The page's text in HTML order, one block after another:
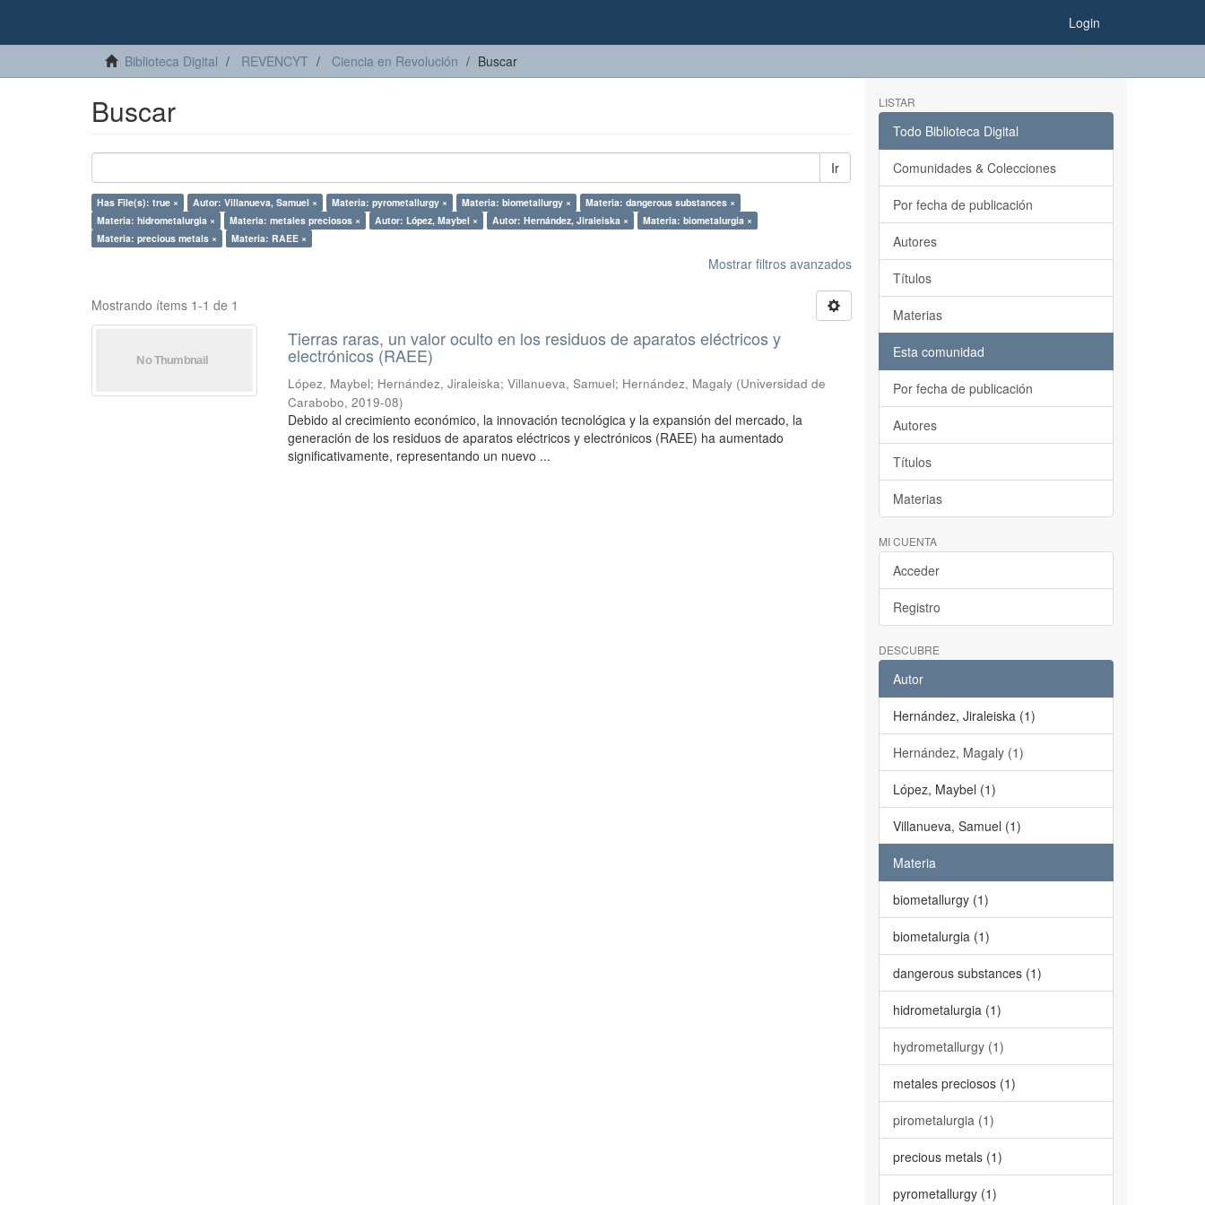
Login
Biblioteca Digital REVENCYT Ciencia en Revolución Buscar
Buscar
Ir
Has File(s): true × Autor: Villanueva, Samuel × Materia: pyrometallurgy × Materia: biometallurgy ×
Materia: dangerous substances ×
Materia: hidrometalurgia ×
Materia: metales preciosos × Autor: López, Maybel × Autor: Hernández, Jiraleiska ×
Materia: biometalurgia ×
Materia: precious metals ×
Materia: RAEE ×
Mostrar filtros avanzados
Mostrando ítems 1-1 de 1
Tierras raras, un valor oculto en los residuos de aparatos eléctricos y
electrónicos (RAEE)
López, Maybel; Hernández, Jiraleiska;Villanueva, Samuel; Hernández, Magaly (Universidad de
Carabobo,2019-08)
Debido al crecimiento económico, la innovación tecnológica y la expansión del mercado, la
generación de los residuos de aparatos eléctricos y electrónicos (RAEE) ha aumentado
significativamente, representando un nuevo ...
LISTAR
Todo Biblioteca Digital
Comunidades & Colecciones
Por fecha de publicación
Autores
Títulos
Materias
Esta comunidad
Por fecha de publicación
Autores
Títulos
Materias
MI CUENTA
Acceder
Registro
DESCUBRE
Autor
Hernández, Jiraleiska (1)
Hernández, Magaly (1)
López, Maybel (1)
Villanueva, Samuel (1)
Materia
biometallurgy (1)
biometalurgia (1)
dangerous substances (1)
hidrometalurgia (1)
hydrometallurgy (1)
metales preciosos (1)
pirometalurgia (1)
precious metals (1)
pyrometallurgy (1)